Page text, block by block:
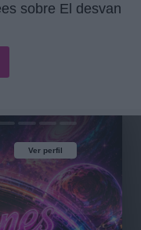
sobre El desvan
Ver perfil
Ver perfil